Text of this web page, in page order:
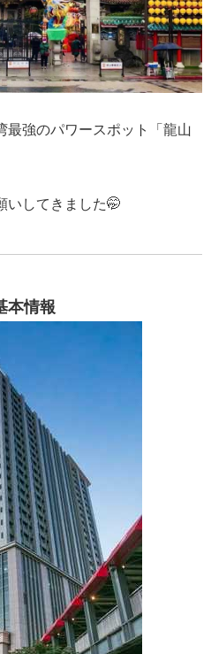
最強のパワースポット「龍山
いしてきました🤭
本情報